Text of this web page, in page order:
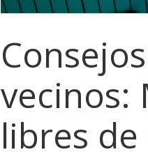
vecinos:
libres de